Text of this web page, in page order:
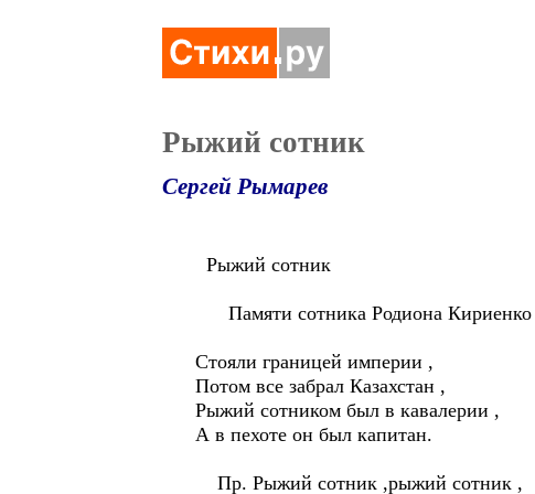
Рыжий сотник
Сергей Рымарев
Рыжий сотник
Памяти сотника Родиона Кириенко
Стояли границей империи ,
Потом все забрал Казахстан ,
Рыжий сотником был в кавалерии ,
А в пехоте он был капитан.
Пр. Рыжий сотник ,рыжий сотник ,